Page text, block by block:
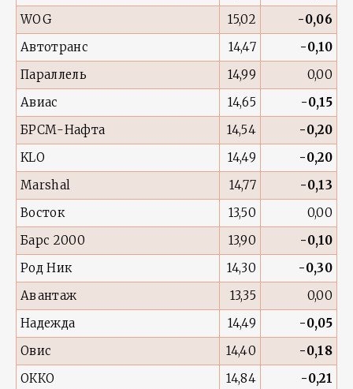
WOG
15,02
-0,06
Автотранс
14,47
-0,10
Параллель
14,99
0,00
Авиас
14,65
-0,15
БРСМ-Нафта
14,54
-0,20
KLO
14,49
-0,20
Marshal
14,77
-0,13
Восток
13,50
0,00
Барс 2000
13,90
-0,10
Род Ник
14,30
-0,30
Авантаж
13,35
0,00
Надежда
14,49
-0,05
Овис
14,40
-0,18
ОККО
14,84
-0,21